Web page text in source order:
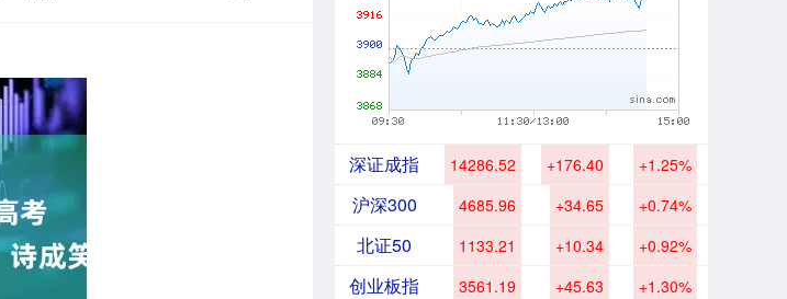
深证成指 14286.52 +176.40 +1.25%
沪深300 4685.96 +34.65 +0.74%
北证50 1133.21 +10.34 +0.92%
创业板指 3561.19 +45.63 +1.30%